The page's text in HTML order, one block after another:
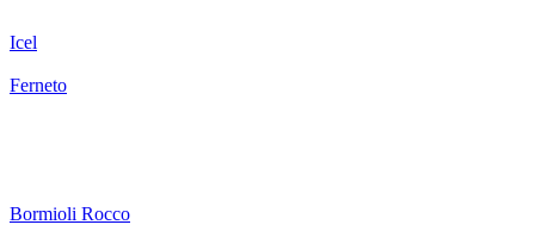
Icel
Ferneto
Bormioli Rocco